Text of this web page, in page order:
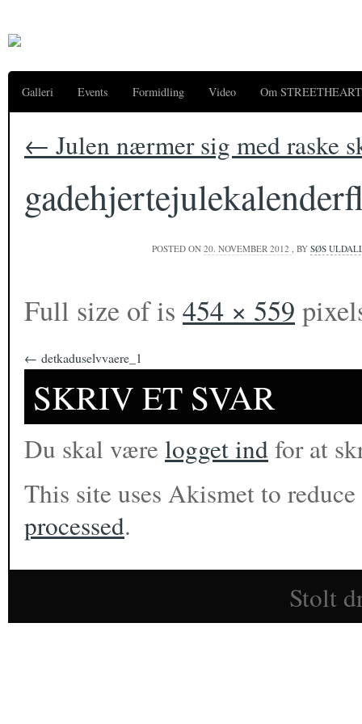
Galleri Events Formidling Video Om STREETHEART
← Julen nærmer sig med raske
POSTED ON 20. NOVEMBER 2012 , BY SØS
Full size of is 454 × 559
detkaduselvvaere_1
SKRIV ET SVAR
Du skal være logget indfor at
This site uses Akismet to
processed.
Stolt